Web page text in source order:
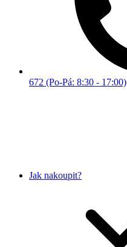
672 (Po-Pá: 8:30 - 17:00)
Jak nakoupit?